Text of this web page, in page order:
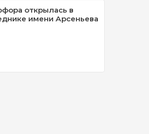
открылась в
имени Арсеньева